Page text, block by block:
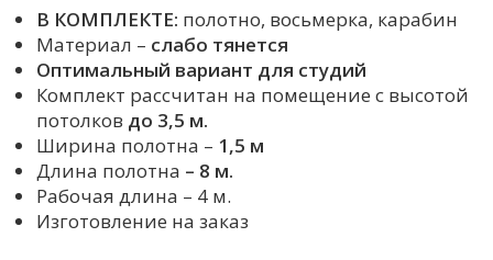
В КОМПЛЕКТЕ: полотно, восьмерка, карабин
Материал – слабо тянется
Оптимальный вариант для студий
Комплект рассчитан на помещение с высотой
потолков до 3,5 м.
Ширина полотна – 1,5 м
Длина полотна – 8 м.
Рабочая длина – 4 м.
Изготовление на заказ
составляла
4500₴.
3950₴.